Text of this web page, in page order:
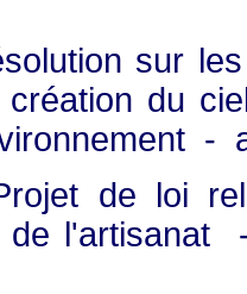
sur les
du
-
de loi
de